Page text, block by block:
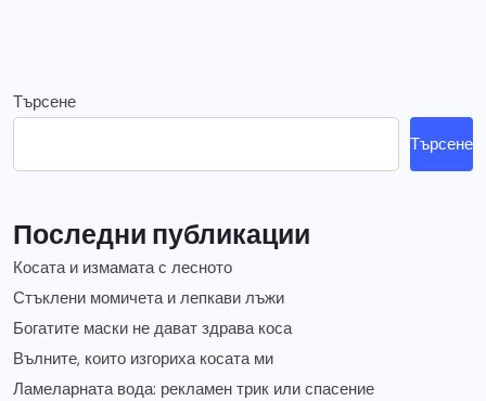
Търсене
Търсене
Последни публикации
Косата и измамата с лесното
Стъклени момичета и лепкави лъжи
Богатите маски не дават здрава коса
Вълните, които изгориха косата ми
Ламеларната вода: рекламен трик или спасение